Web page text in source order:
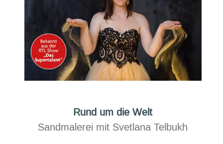
Rund um die Welt
Sandmalerei mit Svetlana Telbukh